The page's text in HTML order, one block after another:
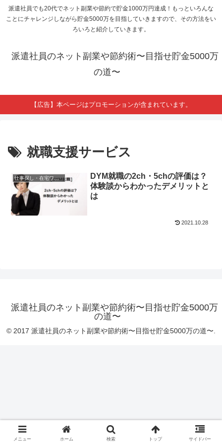
派遣社員でも20代でネット副業や節約で貯金1000万円達成！もっといろんな
ことにチャレンジしながら貯金5000万を目指していきますので、その方法をい
ろいろと紹介していきます。
派遣社員のネット副業や節約術〜目指せ貯金5000万
の道〜
【広告】本ページはプロモーションが含まれています。
就職支援サービス
仕事探し・在宅ワーク求人
DYM就職の2ch・5chの評価は？
体験談からわかったデメリットと
は
2021.10.28
派遣社員のネット副業や節約術〜目指せ貯金5000万
の道〜
© 2017 派遣社員のネット副業や節約術〜目指せ貯金5000万の道〜.
メニュー ホーム 検索 トップ サイドバー